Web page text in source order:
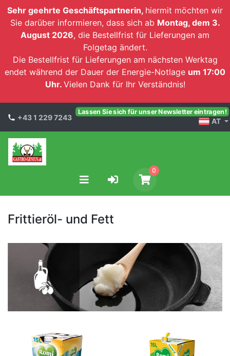
Sehr geehrte Geschäftspartnerin, hiermit möchten wir
Sie darüber informieren, dass sich ab Montag, dem 3.
August 2026, die Bestellfrist für Lieferungen am
Folgetag ändert.
Die Bestellfrist für Lieferungen am nächsten Werktag
endet während der Dauer der Energie-Notlage um 17:00
Uhr. Vielen Dank für Ihr Verständnis!
+43 1 229 7243
Lassen Sie sich für unser Newsletter eintragen!
AT
0
Frittieröl- und Fett